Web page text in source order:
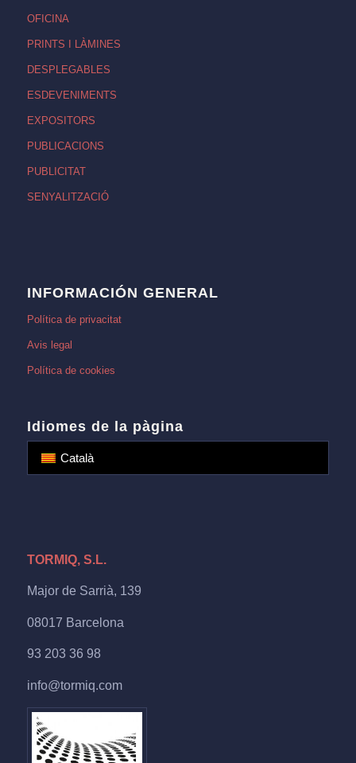
OFICINA
PRINTS I LÀMINES
DESPLEGABLES
ESDEVENIMENTS
EXPOSITORS
PUBLICACIONS
PUBLICITAT
SENYALITZACIÓ
INFORMACIÓN GENERAL
Política de privacitat
Avis legal
Política de cookies
Idiomes de la pàgina
Català
TORMIQ, S.L.
Major de Sarrià, 139
08017 Barcelona
93 203 36 98
info@tormiq.com